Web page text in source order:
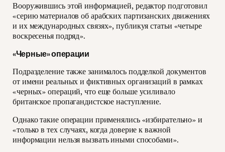
Вооружившись этой информацией, редактор подготовил
«серию материалов об арабских партизанских движениях
и их международных связях», публикуя статьи «четыре
воскресенья подряд».
«Черные» операции
Подразделение также занималось подделкой документов
от имени реальных и фиктивных организаций в рамках
«черных» операций, что еще больше усиливало
британское пропагандистское наступление.
Однако такие операции применялись «избирательно» и
«только в тех случаях, когда доверие к важной
информации нельзя вызвать иными способами».